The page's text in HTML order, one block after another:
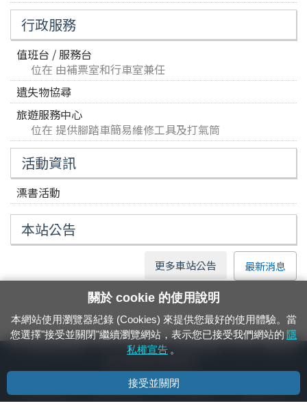
行政服務
值班台 / 服務台
位在 由補票室和行車室兼任
遺失物協尋
旅遊服務中心
位在 提供腳踏車簡易維修工具及打氣筒
活動資訊
漂書活動
本站公告
更多車站公告 最新消息
24小時緊急通報電話：1933（市話、手機，僅限發現軌道、平交道、橋樑及隧
資通安全政策 著作權聲明
關於 cookie 的使用說明
本網站使用瀏覽器紀錄 (Cookies) 來提供您最好的使用體驗。當
您選擇"接受並關閉"繼續瀏覽網站，表示您已接受我們網站的 隱
私權宣告 。
接受並關閉